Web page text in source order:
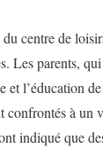
centre de
Les parents,
et l’éducation
confrontés à un
indiqué que